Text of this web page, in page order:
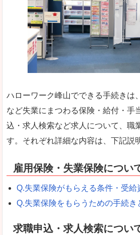
ハローワーク峰山でできる手続きは
など失業にまつわる保険・給付・手
込・求人検索など求人について、職
す。それぞれ詳細な内容は、下記説
雇用保険・失業保険につい
Q.失業保険がもらえる条件・受給
Q.失業保険をもらうための手続き
求職申込・求人検索につい